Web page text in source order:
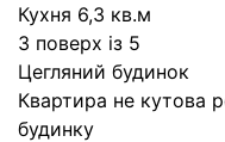
Кухня 6,3 кв.м
3 поверх із 5
Цегляний будинок
Квартира не кутова
будинку